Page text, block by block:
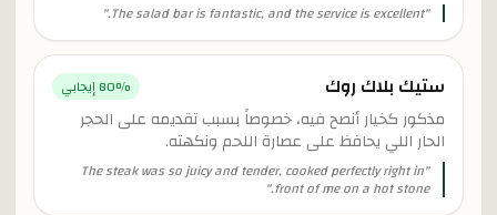
"
The salad bar is fantastic, and the service is excellent.
"
ستيك بلاك روك 80% إيجابي
مذكور كخيار أنصح فيه، خصوصاً بسبب تقديمه على الحجر
الحار اللي يحافظ على عصارة اللحم ونكهته.
"
The steak was so juicy and tender, cooked perfectly right in
front of me on a hot stone.
"